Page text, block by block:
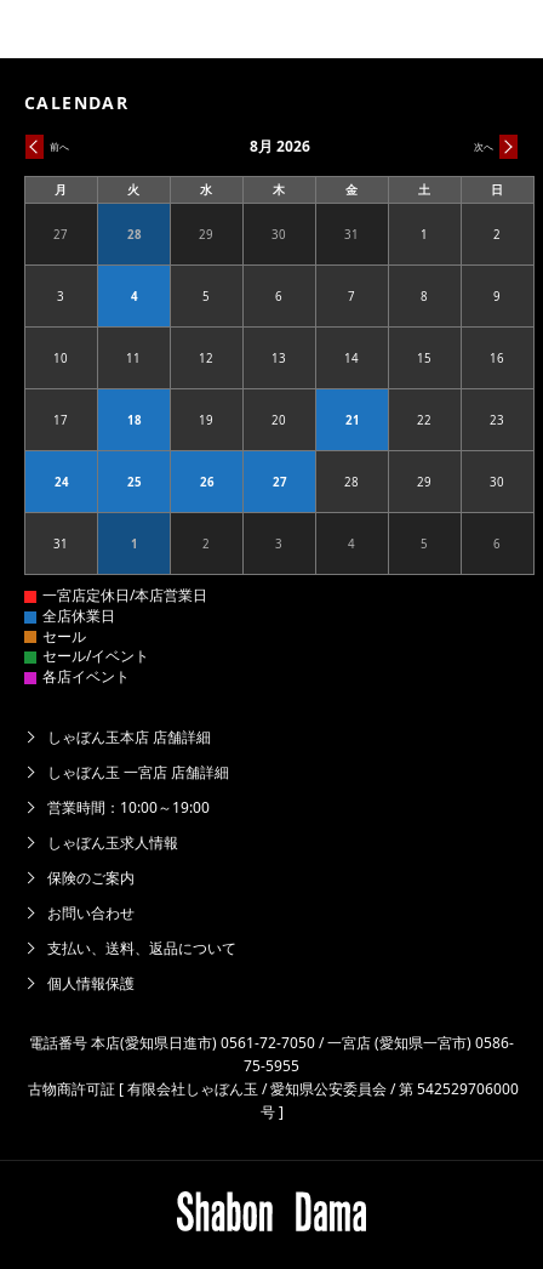
CALENDAR
前へ 次へ
8月 2026
月
曜
火
曜
水
曜
木
曜
金
曜
土
曜
日
曜
272026.07.27 282026.07.28 292026.07.29 302026.07.30 312026.07.31 12026.08.01 2
32026.08.03 42026.08.04 52026.08.05 62026.08.06 72026.08.07 82026.08.08 9
102026.08.10 112026.08.11 122026.08.12 132026.08.13 142026.08.14 152026.08.15 16
172026.08.17 182026.08.18 192026.08.19 202026.08.20 212026.08.21 222026.08.22 23
242026.08.24 252026.08.25 262026.08.26 272026.08.27 282026.08.28 292026.08.29 30
312026.08.31 12026.09.01 22026.09.02 32026.09.03 42026.09.04 52026.09.05 6
しゃぼん玉本店 店舗詳細
しゃぼん玉 一宮店 店舗詳細
営業時間：10:00～19:00
しゃぼん玉求人情報
保険のご案内
お問い合わせ
支払い、送料、返品について
個人情報保護
電話番号 本店(愛知県日進市) 0561-72-7050 / 一宮店 (愛知県一宮市) 0586-
75-5955
古物商許可証 [ 有限会社しゃぼん玉 / 愛知県公安委員会 / 第 542529706000
号 ]